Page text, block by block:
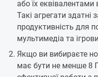
або їх еквівалентами
Такі агрегати здатні
продуктивність для
мультимедіа та
Якщо ви вибираєте
має бути не менше 8